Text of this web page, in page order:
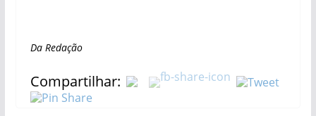
Da Redação
Compartilhar: